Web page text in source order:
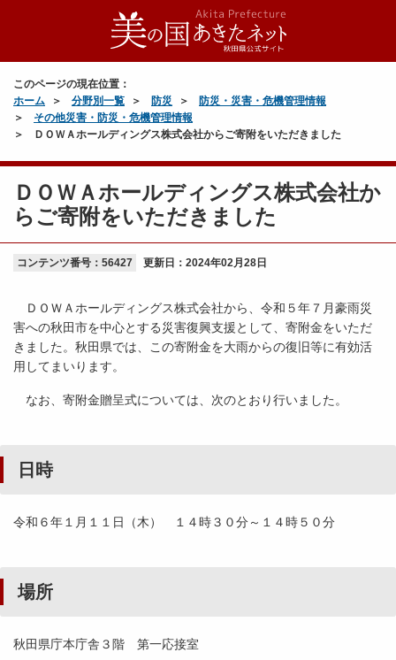
このページの現在位置：
ホーム
分野別一覧 防災
防災・災害・危機管理情報
その他災害・防災・危機管理情報
ＤＯＷＡホールディングス株式会社からご寄附をいただきました
ＤＯＷＡホールディングス株式会社か
らご寄附をいただきました
コンテンツ番号：56427 更新日： 2024年02月28日
ＤＯＷＡホールディングス株式会社から、令和５年７月豪雨災
害への秋田市を中心とする災害復興支援として、寄附金をいただ
きました。秋田県では、この寄附金を大雨からの復旧等に有効活
用してまいります。
なお、寄附金贈呈式については、次のとおり行いました。
日時
令和６年１月１１日（木） １４時３０分～１４時５０分
場所
秋田県庁本庁舎３階 第一応接室